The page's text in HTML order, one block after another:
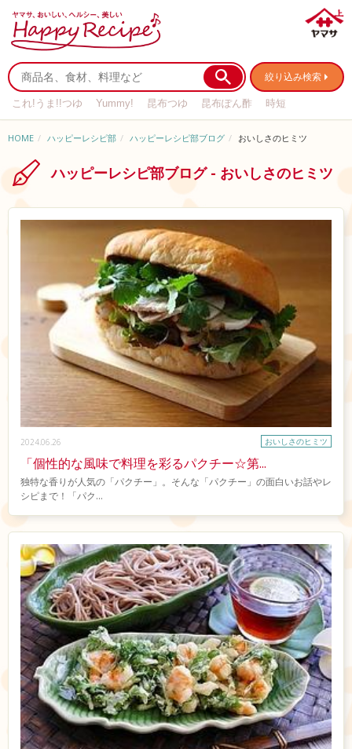
絞り込み検索
これ!うま!!つゆ Yummy! 昆布つゆ 昆布ぽん酢
時短
HOME
ハッピーレシピ部 ハッピーレシピ部ブログ おいしさのヒミツ
ハッピーレシピ部ブログ - おいしさのヒミツ
2024.06.26 おいしさのヒミツ
「個性的な風味で料理を彩るパクチー☆第...
独特な香りが人気の「パクチー」。そんな「パクチー」の面白いお話やレ
シピまで！「パク...